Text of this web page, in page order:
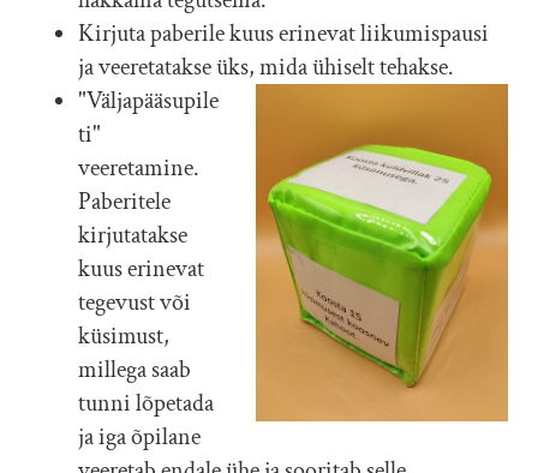
Kirjuta paberile kuus erinevat liikumispausi
ja veeretatakse üks, mida ühiselt tehakse.
"Väljapääsupile
ti"
veeretamine.
Paberitele
kirjutatakse
kuus erinevat
tegevust või
küsimust,
millega saab
tunni lõpetada
ja iga õpilane